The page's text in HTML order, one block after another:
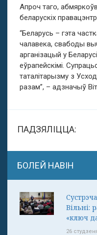
Апроч таго,
беларускіх
“Беларусь – гэта
чалавека, свабоды
арганізацый у
еўрапейскімі.
таталітарызму з
разам”, – адзначыў
ПАДЗЯЛІЦЦА:
БОЛЕЙ НАВІН
Вільні:
«ключ
26